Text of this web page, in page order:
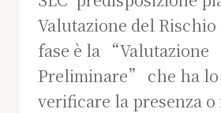
Valutazione del Rischio
fase è la “Valutazione
Preliminare” che ha lo
verificare la presenza